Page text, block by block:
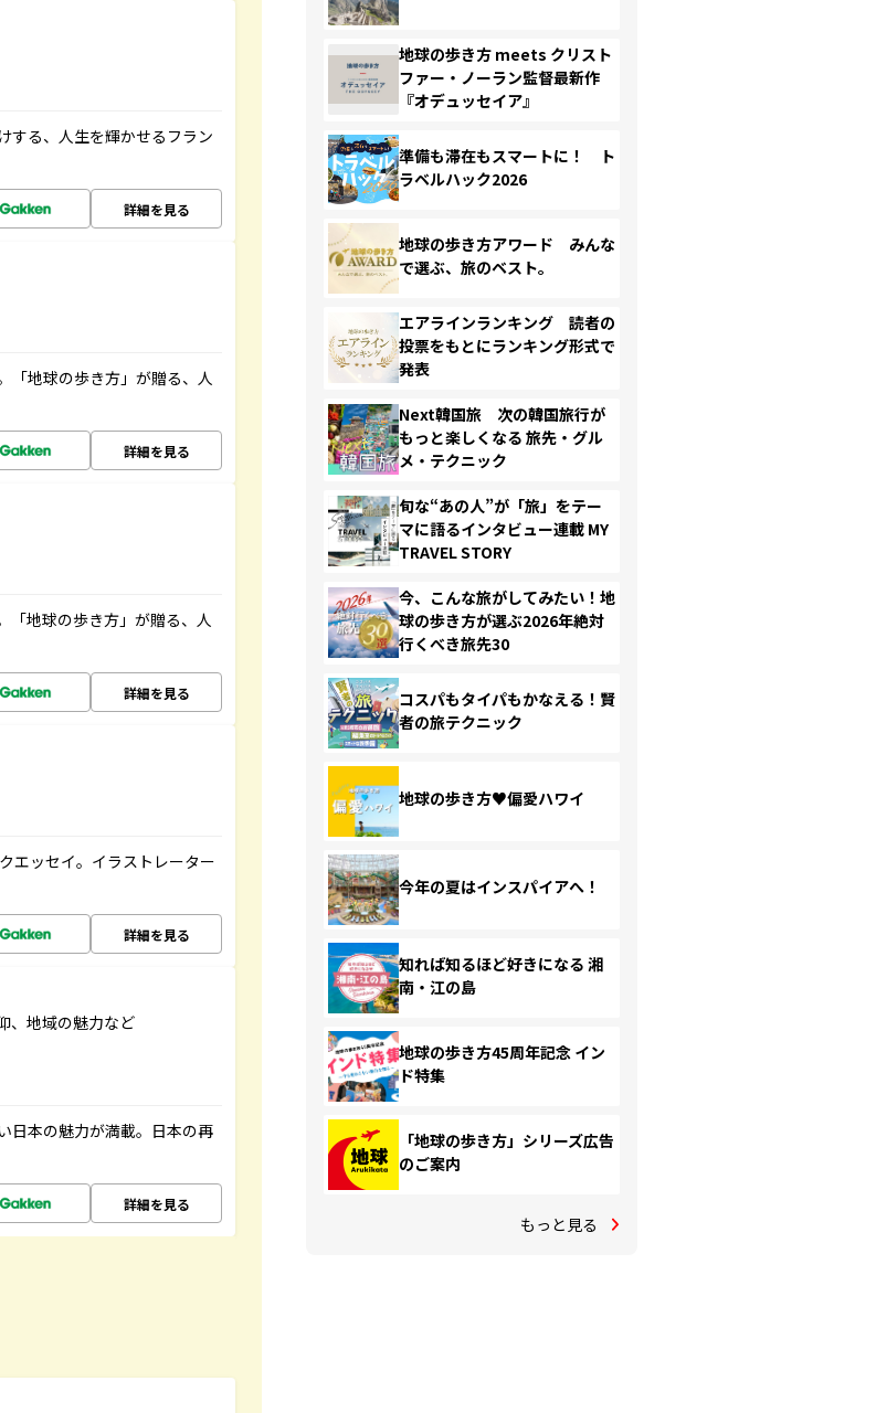
する、人生を輝かせるフラン
詳細を見る
「地球の歩き方」が贈る、人
詳細を見る
「地球の歩き方」が贈る、人
詳細を見る
エッセイ。イラストレーター
詳細を見る
、地域の魅力など
日本の魅力が満載。日本の再
詳細を見る
地球の歩き方 meets クリスト
ファー・ノーラン監督最新作
『オデュッセイア』
準備も滞在もスマートに！ ト
ラベルハック2026
地球の歩き方アワード みんな
で選ぶ、旅のベスト。
エアラインランキング 読者の
投票をもとにランキング形式で
発表
Next韓国旅 次の韓国旅行が
もっと楽しくなる 旅先・グル
メ・テクニック
旬な“あの人”が「旅」をテー
マに語るインタビュー連載 MY
TRAVEL STORY
今、こんな旅がしてみたい！地
球の歩き方が選ぶ2026年絶対
行くべき旅先30
コスパもタイパもかなえる！賢
者の旅テクニック
地球の歩き方♥偏愛ハワイ
今年の夏はインスパイアへ！
知れば知るほど好きになる 湘
南・江の島
地球の歩き方45周年記念 イン
ド特集
「地球の歩き方」シリーズ広告
のご案内
もっと見る